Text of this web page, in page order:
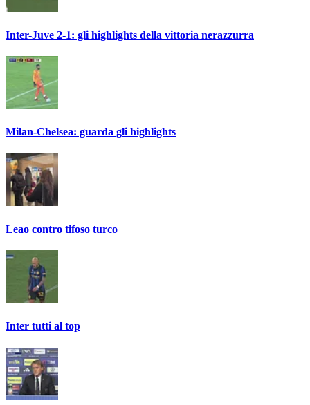
Inter-Juve 2-1: gli highlights della vittoria nerazzurra
Milan-Chelsea: guarda gli highlights
Leao contro tifoso turco
Inter tutti al top